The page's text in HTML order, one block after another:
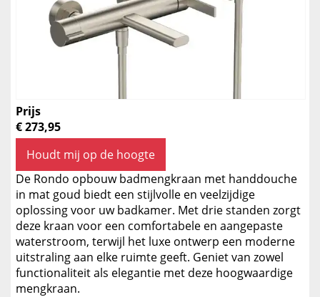
Prijs
€ 273,95
Houdt mij op de hoogte
De Rondo opbouw badmengkraan met handdouche
in mat goud biedt een stijlvolle en veelzijdige
oplossing voor uw badkamer. Met drie standen zorgt
deze kraan voor een comfortabele en aangepaste
waterstroom, terwijl het luxe ontwerp een moderne
uitstraling aan elke ruimte geeft. Geniet van zowel
functionaliteit als elegantie met deze hoogwaardige
mengkraan.